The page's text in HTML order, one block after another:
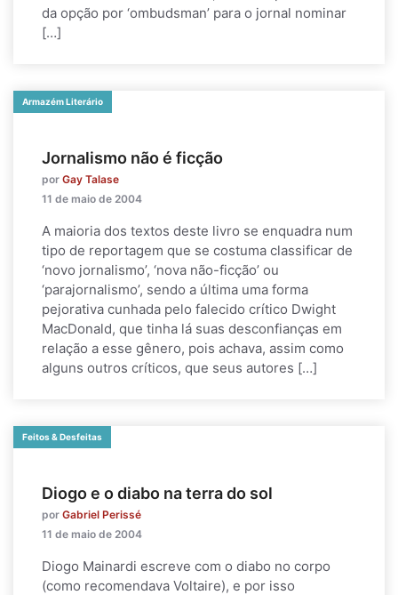
da opção por ‘ombudsman’ para o jornal nominar
[…]
Armazém Literário
Jornalismo não é ficção
por Gay Talase
11 de maio de 2004
A maioria dos textos deste livro se enquadra num
tipo de reportagem que se costuma classificar de
‘novo jornalismo’, ‘nova não-ficção’ ou
‘parajornalismo’, sendo a última uma forma
pejorativa cunhada pelo falecido crítico Dwight
MacDonald, que tinha lá suas desconfianças em
relação a esse gênero, pois achava, assim como
alguns outros críticos, que seus autores […]
Feitos & Desfeitas
Diogo e o diabo na terra do sol
por Gabriel Perissé
11 de maio de 2004
Diogo Mainardi escreve com o diabo no corpo
(como recomendava Voltaire), e por isso